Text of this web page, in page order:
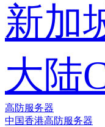
新加
大陆
高防服务器
中国香港高防服务器